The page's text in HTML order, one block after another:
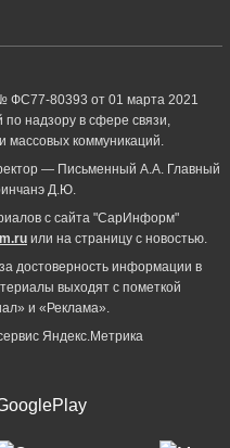
ФС77-80393 от 01 марта 2021
надзору в сфере связи,
коммуникаций.
— Письменный А.А. Главный
Д.Ю.
с сайта "СарИнформ"
или на страницу с новостью.
достоверность информации в
выходят с пометкой
и «Реклама».
Яндекс.Метрика